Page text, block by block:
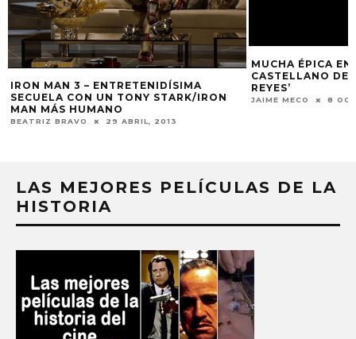
IRON MAN 3 – ENTRETENIDÍSIMA
SECUELA CON UN TONY STARK/IRON
MAN MÁS HUMANO
BEATRIZ BRAVO 29 ABRIL, 2013
MUCHA ÉPICA
CASTELLANO DE
REYES’
JAIME MECO 8
LAS MEJORES PELÍCULAS DE LA
HISTORIA